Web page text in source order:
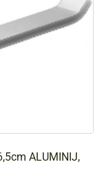
ALUMINIJ,